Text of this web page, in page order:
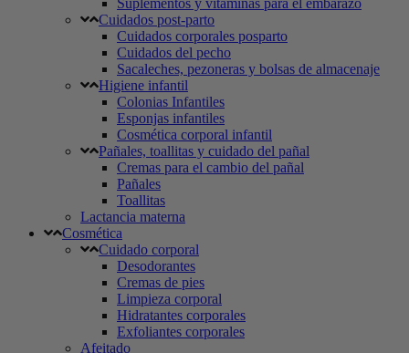
Suplementos y vitaminas para el embarazo
Cuidados post-parto
Cuidados corporales posparto
Cuidados del pecho
Sacaleches, pezoneras y bolsas de almacenaje
Higiene infantil
Colonias Infantiles
Esponjas infantiles
Cosmética corporal infantil
Pañales, toallitas y cuidado del pañal
Cremas para el cambio del pañal
Pañales
Toallitas
Lactancia materna
Cosmética
Cuidado corporal
Desodorantes
Cremas de pies
Limpieza corporal
Hidratantes corporales
Exfoliantes corporales
Afeitado